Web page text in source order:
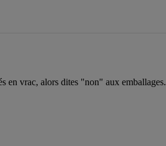
en vrac, alors dites "non" aux emballages.